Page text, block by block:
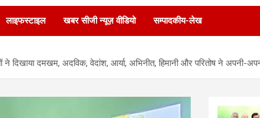
लाइफस्टाइल खबर सीजी न्यूज़ वीडियो सम्पादकीय-लेख
दमखम, अदविक, वेदांश, आर्या, अभिनीत, हिमानी और परितोष ने अपनी-